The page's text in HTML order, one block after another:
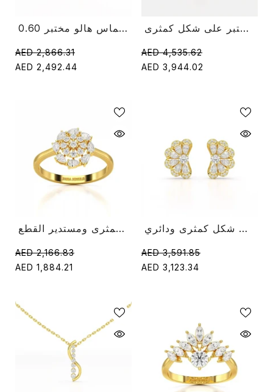
0.60 قيراط جولة قطع قلادة سلسلة الماس هالو مختبر
AED 2,866.31
AED 2,492.44
قلادة على شكل قطرة عدد 1 قيراط مرصعة بألماس مختبر على شكل كمثرى
AED 4,535.62
AED 3,944.02
خاتم عنقودي بوزن 0.35 قيراط مع ألماس كمثرى ومستدير القطع
AED 2,166.83
AED 1,884.21
حلق على شكل زهرة 1.05 قيراط مرصع بألماس مختبر على شكل كمثرى ودائري
AED 3,591.85
AED 3,123.34